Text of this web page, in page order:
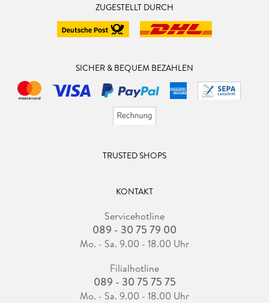
ZUGESTELLT DURCH
SICHER & BEQUEM BEZAHLEN
TRUSTED SHOPS
KONTAKT
Servicehotline
089 - 30 75 79 00
Mo. - Sa. 9.00 - 18.00 Uhr
Filialhotline
089 - 30 75 75 75
Mo. - Sa. 9.00 - 18.00 Uhr